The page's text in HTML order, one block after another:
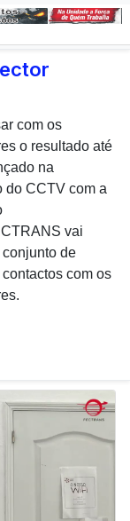
com os
o resultado até
na
do CCTV com a
vai
de
com os
[…] deixar de
de
aos
da CP que,
enfrentam com
de manutenção
frota tão